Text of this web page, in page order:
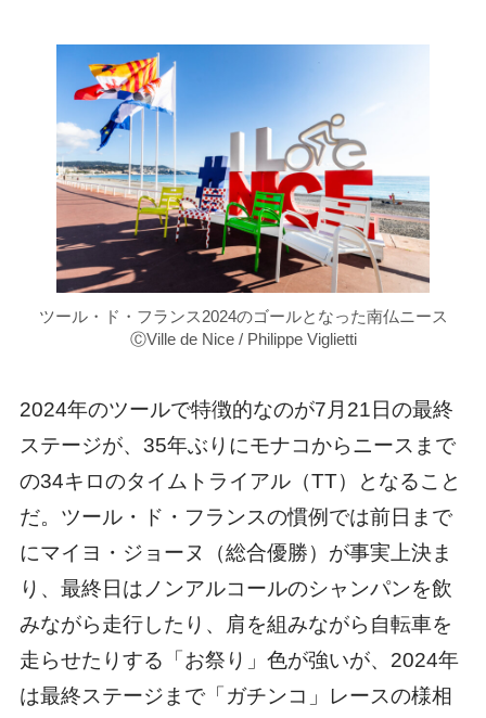
ツール・ド・フランス2024のゴールとなった南仏ニース
ⒸVille de Nice / Philippe Viglietti
2024年のツールで特徴的なのが7月21日の最終
ステージが、35年ぶりにモナコからニースまで
の34キロのタイムトライアル（TT）となること
だ。ツール・ド・フランスの慣例では前日まで
にマイヨ・ジョーヌ（総合優勝）が事実上決ま
り、最終日はノンアルコールのシャンパンを飲
みながら走行したり、肩を組みながら自転車を
走らせたりする「お祭り」色が強いが、2024年
は最終ステージまで「ガチンコ」レースの様相